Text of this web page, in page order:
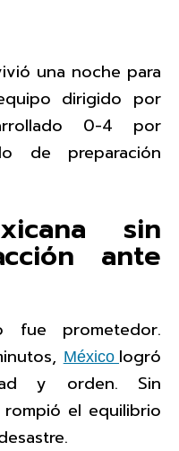
una noche para
dirigido por
0-4 por
de preparación
sin
ante
fue prometedor.
México logró
y orden. Sin
el equilibrio